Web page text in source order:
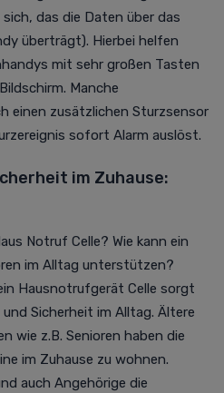
das die Daten über das
überträgt). Hierbei helfen
mit sehr großen Tasten
Manche
einen zusätzlichen Sturzsensor
sofort Alarm auslöst.
im Zuhause:
Notruf Celle? Wie kann ein
im Alltag unterstützen?
Hausnotrufgerät Celle sorgt
Sicherheit im Alltag. Ältere
wie z.B. Senioren haben die
im Zuhause zu wohnen.
auch Angehörige die